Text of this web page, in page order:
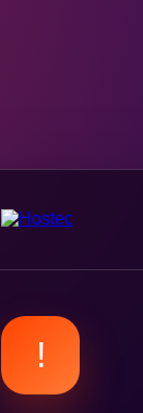
!